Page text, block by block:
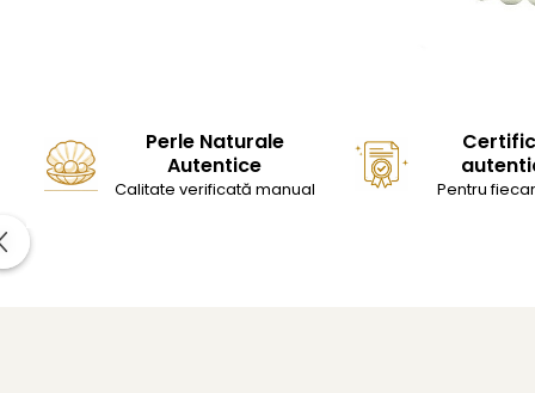
Perle Naturale
Autentice
Calitate verificată manual Pentru